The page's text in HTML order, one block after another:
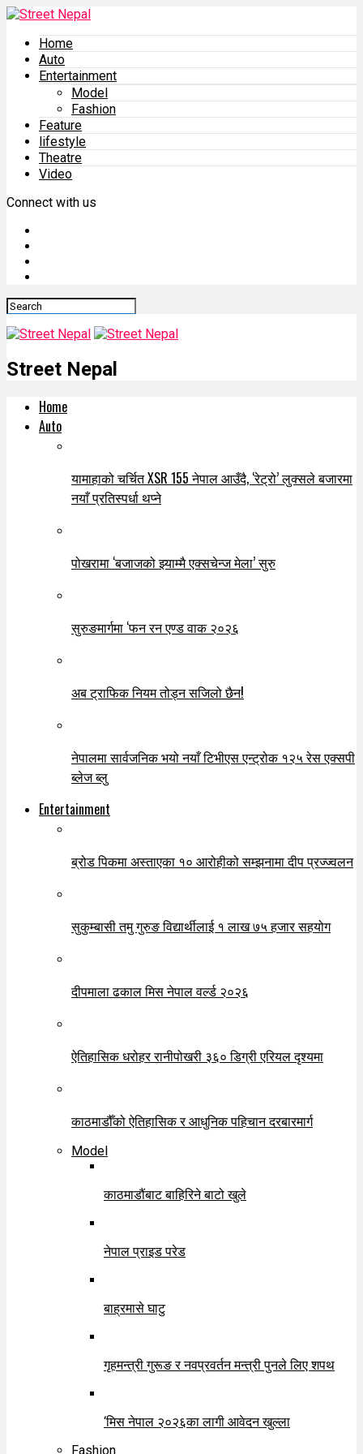
Home
Auto
Entertainment
Model
Fashion
Feature
lifestyle
Theatre
Video
Connect with us
Street Nepal
Home
Auto
यामाहाको चर्चित XSR 155 नेपाल आउँदै, ‘रेट्रो’ लुक्सले बजारमा
नयाँ प्रतिस्पर्धा थप्ने
पोखरामा ‘बजाजको झ्याम्मै एक्सचेन्ज मेला’ सुरु
सुरुङमार्गमा ‘फन रन एण्ड वाक २०२६
अब ट्राफिक नियम तोड्न सजिलो छैन!
नेपालमा सार्वजनिक भयो नयाँ टिभीएस एन्ट्रोक १२५ रेस एक्सपी
ब्लेज ब्लु
Entertainment
ब्रोड पिकमा अस्ताएका १० आरोहीको सम्झनामा दीप प्रज्ज्वलन
सुकुम्बासी तमु गुरुङ विद्यार्थीलाई १ लाख ७५ हजार सहयोग
दीपमाला ढकाल मिस नेपाल वर्ल्ड २०२६
ऐतिहासिक धरोहर रानीपोखरी ३६० डिग्री एरियल दृश्यमा
काठमाडौँको ऐतिहासिक र आधुनिक पहिचान दरबारमार्ग
Model
काठमाडौंबाट बाहिरिने बाटो खुले
नेपाल प्राइड परेड
बाह्रमासे घाटु
गृहमन्त्री गुरूङ र नवप्रवर्तन मन्त्री पुनले लिए शपथ
‘मिस नेपाल २०२६का लागी आवेदन खुल्ला
Fashion